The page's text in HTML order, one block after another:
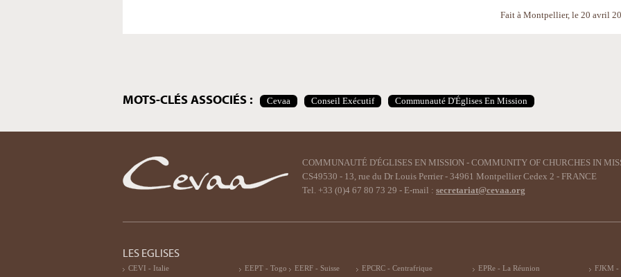
Fait à Montpellier, le 20 avril
MOTS-CLÉS ASSOCIÉS : Cevaa Conseil Exécutif Communauté D'Églises En Mission
COMMUNAUTÉ D'ÉGLISES EN MISSION - COMMUNITY OF CHURCHES IN
CS49530 - 13, rue du Dr Louis Perrier - 34961 Montpellier Cedex 2 - FRANCE
Tel. +33 (0)4 67 80 73 29 - E-mail : secretariat@cevaa.org
LES EGLISES
CEVI - Italie
EEPT - Togo
EERF - Suisse
EPCRC - Centrafrique
EPRe - La Réunion
FJKM -